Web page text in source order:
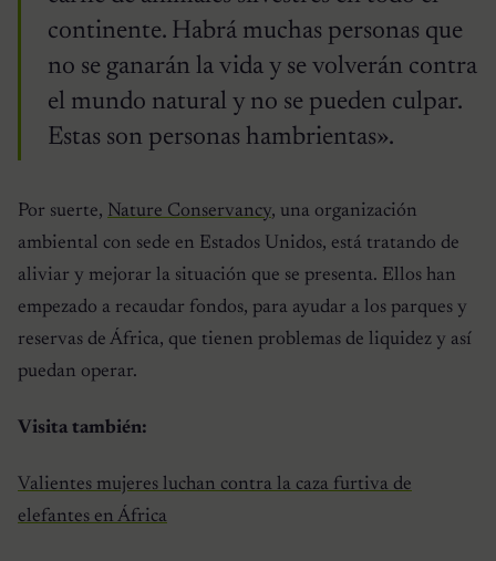
continente. Habrá muchas personas que
no se ganarán la vida y se volverán contra
el mundo natural y no se pueden culpar.
Estas son personas hambrientas».
Por suerte, Nature Conservancy, una organización
ambiental con sede en Estados Unidos, está tratando de
aliviar y mejorar la situación que se presenta. Ellos han
empezado a recaudar fondos, para ayudar a los parques y
reservas de África, que tienen problemas de liquidez y así
puedan operar.
Visita también:
Valientes mujeres luchan contra la caza furtiva de
elefantes en África